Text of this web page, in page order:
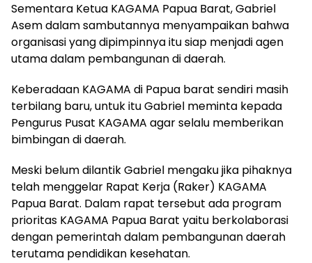
Sementara Ketua KAGAMA Papua Barat, Gabriel
Asem dalam sambutannya menyampaikan bahwa
organisasi yang dipimpinnya itu siap menjadi agen
utama dalam pembangunan di daerah.
Keberadaan KAGAMA di Papua barat sendiri masih
terbilang baru, untuk itu Gabriel meminta kepada
Pengurus Pusat KAGAMA agar selalu memberikan
bimbingan di daerah.
Meski belum dilantik Gabriel mengaku jika pihaknya
telah menggelar Rapat Kerja (Raker) KAGAMA
Papua Barat. Dalam rapat tersebut ada program
prioritas KAGAMA Papua Barat yaitu berkolaborasi
dengan pemerintah dalam pembangunan daerah
terutama pendidikan kesehatan.